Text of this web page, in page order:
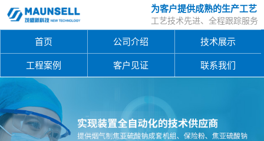
为客户提供成熟的生产工艺
工艺技术先进、全程跟踪服务
首页 公司介绍 技术展示
工程案例 客户见证 联系我们